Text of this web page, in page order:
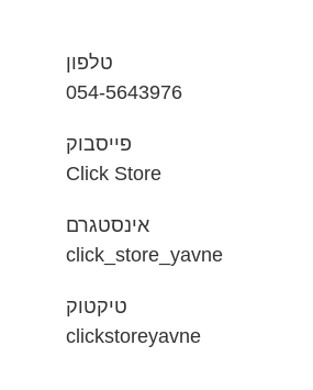
טלפון
054-5643976
פייסבוק
Click Store
אינסטגרם
click_store_yavne
טיקטוק
clickstoreyavne